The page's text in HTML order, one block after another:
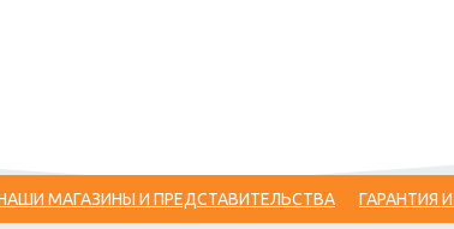
МАГАЗИНЫ И ПРЕДСТАВИТЕЛЬСТВА ГАРАНТИЯ